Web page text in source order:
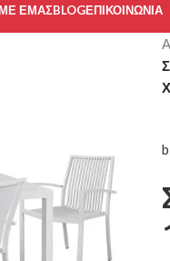
ΕΜΆΣBLOGΕΠΙΚΟΙΝΩΝΊΑ